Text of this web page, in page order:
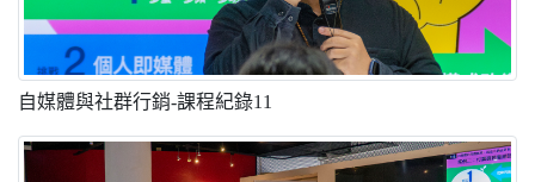
自媒體與社群行銷-課程紀錄11